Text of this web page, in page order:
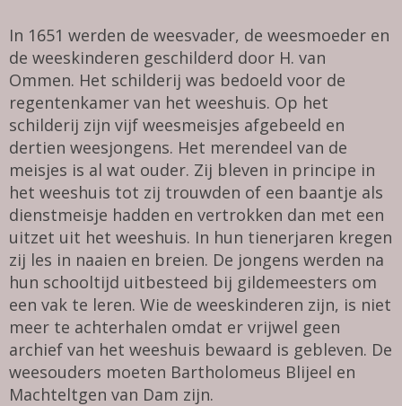
In 1651 werden de weesvader, de weesmoeder en
de weeskinderen geschilderd door H. van
Ommen. Het schilderij was bedoeld voor de
regentenkamer van het weeshuis. Op het
schilderij zijn vijf weesmeisjes afgebeeld en
dertien weesjongens. Het merendeel van de
meisjes is al wat ouder. Zij bleven in principe in
het weeshuis tot zij trouwden of een baantje als
dienstmeisje hadden en vertrokken dan met een
uitzet uit het weeshuis. In hun tienerjaren kregen
zij les in naaien en breien. De jongens werden na
hun schooltijd uitbesteed bij gildemeesters om
een vak te leren. Wie de weeskinderen zijn, is niet
meer te achterhalen omdat er vrijwel geen
archief van het weeshuis bewaard is gebleven. De
weesouders moeten Bartholomeus Blijeel en
Machteltgen van Dam zijn.